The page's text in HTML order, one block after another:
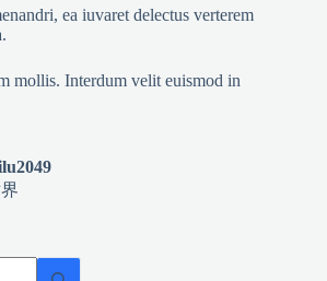
ea iuvaret delectus verterem
mollis. Interdum velit euismod in